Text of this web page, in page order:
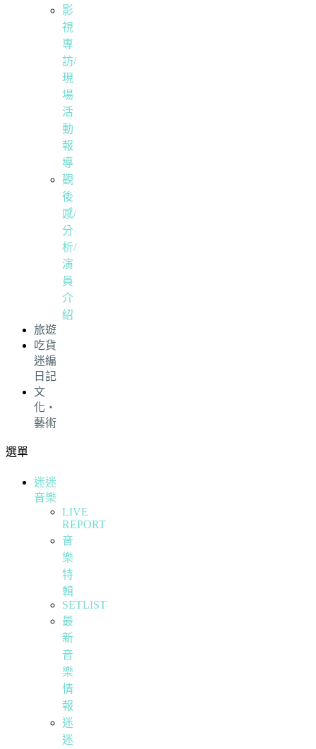
影
視
專
訪/
現
場
活
動
報
導
觀
後
感/
分
析/
演
員
介
紹
旅遊
吃貨
迷編
日記
文
化・
藝術
選單
迷迷
音樂
LIVE
REPORT
音
樂
特
輯
SETLIST
最
新
音
樂
情
報
迷
迷